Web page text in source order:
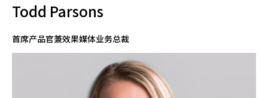
Todd Parsons
首席产品官兼效果媒体业务总裁